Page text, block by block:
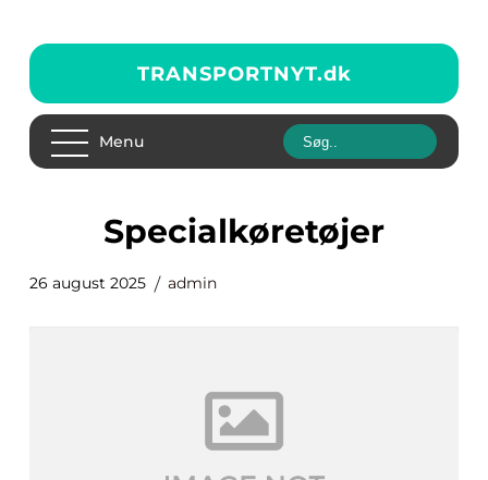
TRANSPORTNYT.dk
Menu
Specialkøretøjer
26 august 2025 admin